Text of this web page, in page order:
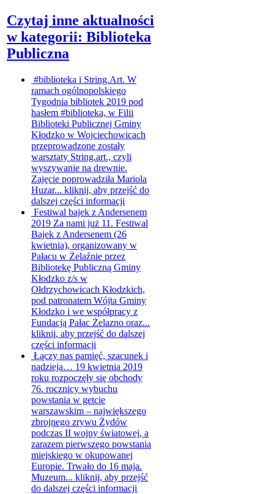
Czytaj inne aktualności
w kategorii: Biblioteka
Publiczna
#biblioteka i String.Art. W
ramach ogólnopolskiego
Tygodnia bibliotek 2019 pod
hasłem #biblioteka, w Filii
Biblioteki Publicznej Gminy
Kłodzko w Wojciechowicach
przeprowadzone zostały
warsztaty String.art., czyli
wyszywanie na drewnie.
Zajęcie poprowadziła Mariola
Huzar... kliknij, aby przejść do
dalszej części informacji
Festiwal bajek z Andersenem
2019 Za nami już 11. Festiwal
Bajek z Andersenem (26
kwietnia), organizowany w
Pałacu w Żelaźnie przez
Bibliotekę Publiczną Gminy
Kłodzko z/s w
Ołdrzychowicach Kłodzkich,
pod patronatem Wójta Gminy
Kłodzko i we współpracy z
Fundacją Pałac Żelazno oraz...
kliknij, aby przejść do dalszej
części informacji
Łączy nas pamięć, szacunek i
nadzieja… 19 kwietnia 2019
roku rozpoczęły się obchody
76. rocznicy wybuchu
powstania w getcie
warszawskim – największego
zbrojnego zrywu Żydów
podczas II wojny światowej, a
zarazem pierwszego powstania
miejskiego w okupowanej
Europie. Trwało do 16 maja.
Muzeum... kliknij, aby przejść
do dalszej części informacji